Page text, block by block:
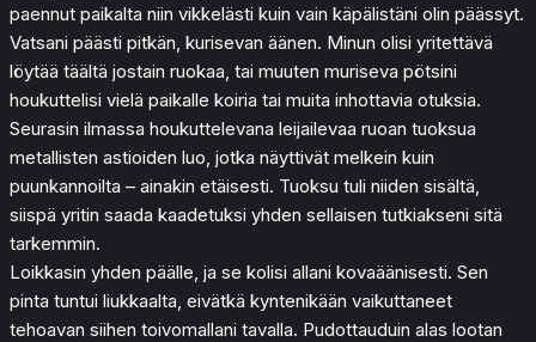
paennut paikalta niin vikkelästi kuin vain käpälistäni olin päässyt.
Vatsani päästi pitkän, kurisevan äänen. Minun olisi yritettävä
löytää täältä jostain ruokaa, tai muuten muriseva pötsini
houkuttelisi vielä paikalle koiria tai muita inhottavia otuksia.
Seurasin ilmassa houkuttelevana leijailevaa ruoan tuoksua
metallisten astioiden luo, jotka näyttivät melkein kuin
puunkannoilta – ainakin etäisesti. Tuoksu tuli niiden sisältä,
siispä yritin saada kaadetuksi yhden sellaisen tutkiakseni sitä
tarkemmin.
Loikkasin yhden päälle, ja se kolisi allani kovaäänisesti. Sen
pinta tuntui liukkaalta, eivätkä kyntenikään vaikuttaneet
tehoavan siihen toivomallani tavalla. Pudottauduin alas lootan